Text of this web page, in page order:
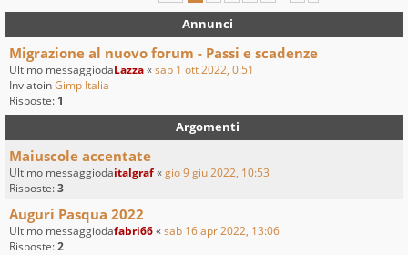
Annunci
Migrazione al nuovo forum - Passi e scadenze
Ultimo messaggiodaLazza«sab 1 ott 2022, 0:51
InviatoinGimp Italia
Risposte: 1
Argomenti
Maiuscole accentate
Ultimo messaggiodaitalgraf«gio 9 giu 2022, 10:53
Risposte:3
Auguri Pasqua 2022
Ultimo messaggiodafabri66«sab 16 apr 2022, 13:06
Risposte:2